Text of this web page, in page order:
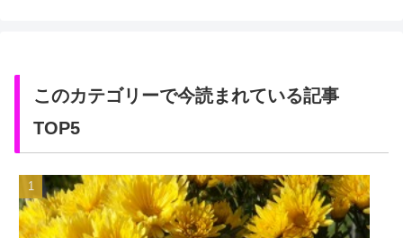
このカテゴリーで今読まれている記事
TOP5